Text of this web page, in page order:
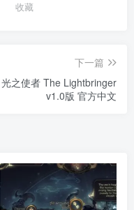
收藏
下一篇
光之使者 The Lightbringer
v1.0版 官方中文